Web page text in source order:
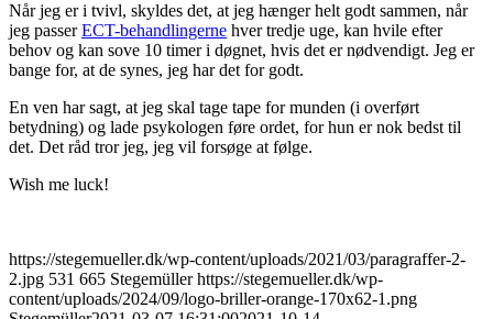
Når jeg er i tvivl, skyldes det, at jeg hænger helt godt sammen, når
jeg passerECT-behandlingerne hver tredje uge, kan hvile efter
behov og kan sove 10 timer i døgnet, hvis det er nødvendigt. Jeg er
bange for, at de synes, jeg har det for godt.
En ven har sagt, at jeg skal tage tape for munden (i overført
betydning) og lade psykologen føre ordet, for hun er nok bedst til
det. Det råd tror jeg, jeg vil forsøge at følge.
Wish me luck!
https://stegemueller.dk/wp-content/uploads/2021/03/paragraffer-2-
2.jpg 531 665 Stegemüller https://stegemueller.dk/wp-
content/uploads/2024/09/logo-briller-orange-170x62-1.png